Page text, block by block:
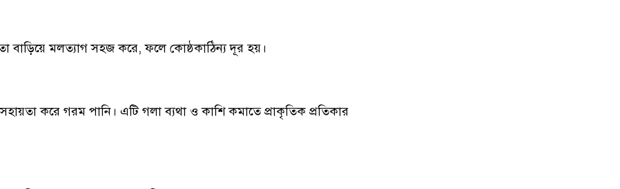
বাড়িয়ে মলত্যাগ সহজ করে, ফলে কোষ্ঠকাঠিন্য দূর হয়।
করে গরম পানি। এটি গলা ব্যথা ও কাশি কমাতে প্রাকৃতিক প্রতিকার